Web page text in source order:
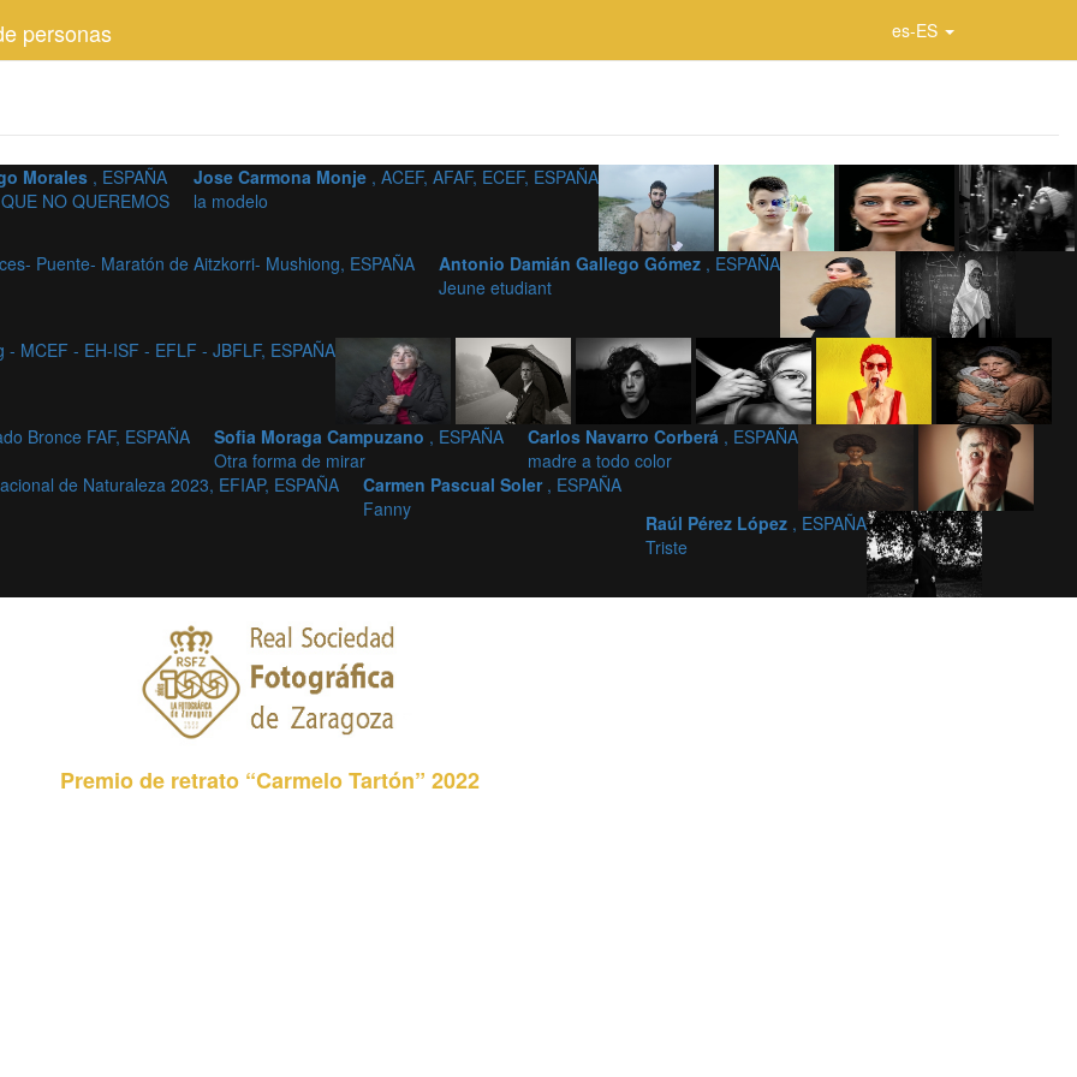
personas es-ES
Morales , ESPAÑA
NO QUEREMOS
Jose Carmona Monje , ACEF, AFAF, ECEF, ESPAÑA
la modelo
Puente- Maratón de Aitzkorri- Mushiong, ESPAÑA
Antonio Damián Gallego Gómez , ESPAÑA
Jeune etudiant
- MCEF - EH-ISF - EFLF - JBFLF, ESPAÑA
Bronce FAF, ESPAÑA
Sofia Moraga Campuzano , ESPAÑA
Otra forma de mirar
Carlos Navarro Corberá , ESPAÑA
madre a todo color
de Naturaleza 2023, EFIAP, ESPAÑA
Carmen Pascual Soler , ESPAÑA
Fanny
Raúl Pérez López , ESPAÑA
Triste
Premio de retrato “Carmelo Tartón” 2022